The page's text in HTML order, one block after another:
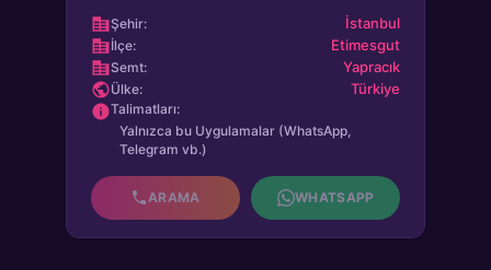
Şehir: İstanbul
İlçe: Etimesgut
Semt: Yapracık
Ülke: Türkiye
Talimatları:
Yalnızca bu Uygulamalar (WhatsApp,
Telegram vb.)
ARAMA WHATSAPP